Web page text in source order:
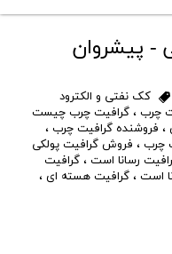
- پیشروان
کک نفتی و الکترود
چرب ، گرافیت چرب چیست
، فروشنده گرافیت چرب ،
چرب ، فروش گرافیت پولکی
رسانا است ، گرافیت
است ، گرافیت هسته ای ،